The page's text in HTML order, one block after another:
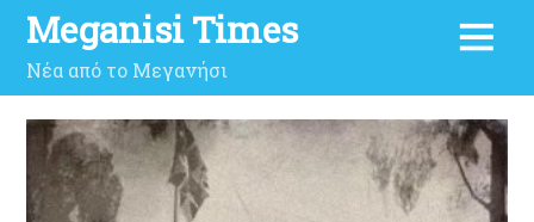
Meganisi Times
Νέα από το Μεγανήσι